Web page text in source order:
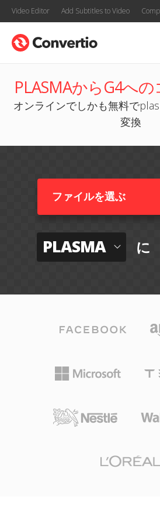
Video Editor Add Subtitles to Video
PLASMAからG4へ
オンラインでしかも無料で
変換
ファイルを選ぶ
PLASMA に